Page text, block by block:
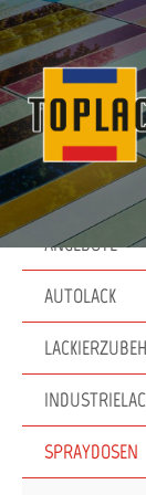
Zur
Startseite
ANGEBOTE
AUTOLACK
SPRAYDOSEN